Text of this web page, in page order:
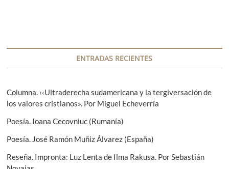
c
n
d
e
e
n
r
o
r
g
i
e
t
ENTRADAS RECIENTES
Columna. ‹‹Ultraderecha sudamericana y la tergiversación de
los valores cristianos». Por Miguel Echeverría
Poesía. Ioana Cecovniuc (Rumanía)
Poesía. José Ramón Muñiz Álvarez (España)
Reseña. Impronta: Luz Lenta de Ilma Rakusa. Por Sebastián